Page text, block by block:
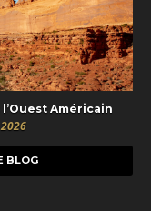
Américain
BLOG